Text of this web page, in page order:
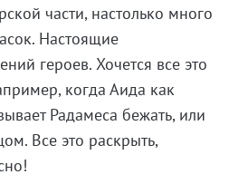
части, настолько много
Настоящие
героев. Хочется все это
когда Аида как
Радамеса бежать, или
Все это раскрыть,